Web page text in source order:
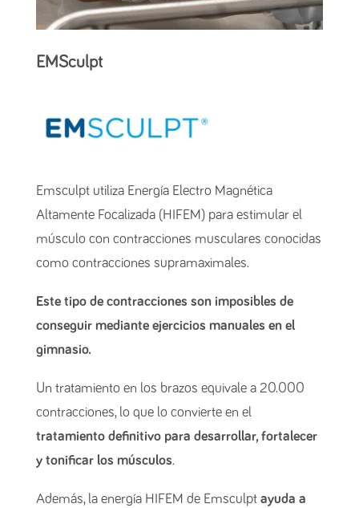
EMSculpt
Emsculpt utiliza Energía Electro Magnética
Altamente Focalizada (HIFEM) para estimular el
músculo con contracciones musculares conocidas
como contracciones supramaximales.
Este tipo de contracciones son imposibles de
conseguir mediante ejercicios manuales en el
gimnasio.
Un tratamiento en los brazos equivale a 20.000
contracciones, lo que lo convierte en el
tratamiento definitivo para desarrollar, fortalecer
y tonificar los músculos.
Además, la energía HIFEM de Emsculpt ayuda a